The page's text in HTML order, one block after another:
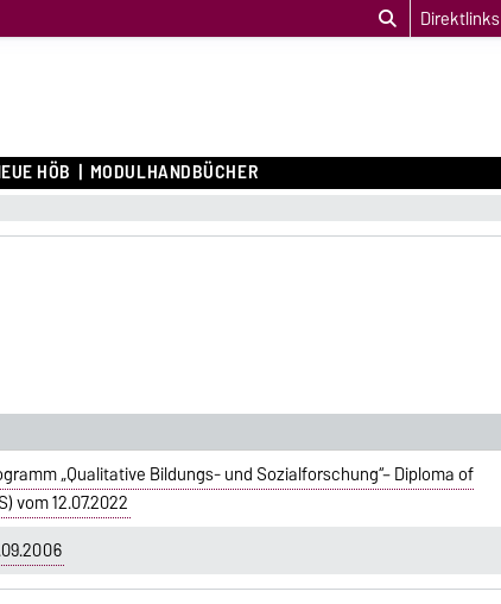
Direktlinks
HÖB MODULHANDBÜCHER
„Qualitative Bildungs- und Sozialforschung“– Diploma of
vom 12.07.2022